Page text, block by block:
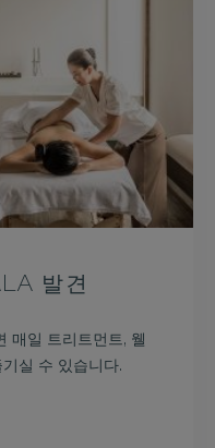
발견
매일 트리트먼트, 웰
실 수 있습니다.